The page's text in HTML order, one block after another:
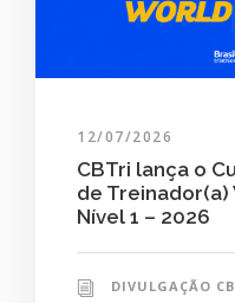
12/07/2026
CBTri lança o
de
Nível 1 – 2026
DIVULGAÇÃO